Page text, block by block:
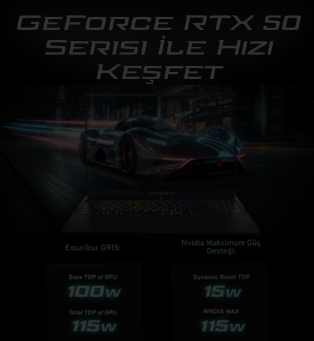
GeForce RTX 50
Serisi İle Hızı
Keşfet